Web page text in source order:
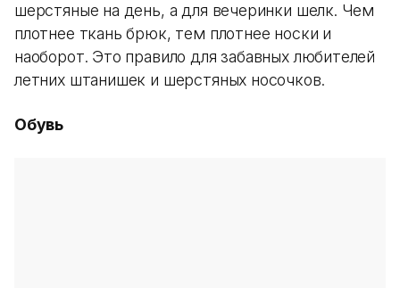
шерстяные на день, а для вечеринки шелк. Чем
плотнее ткань брюк, тем плотнее носки и
наоборот. Это правило для забавных любителей
летних штанишек и шерстяных носочков.
Обувь